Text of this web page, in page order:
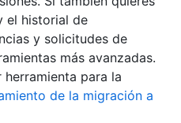
el historial de
y solicitudes de
más avanzadas.
herramienta para la
de la migración a